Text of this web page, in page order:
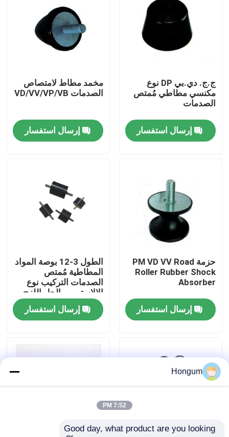
المنزل
جولة في المصنع
مراقبة الجودة
أخبار
اطلب اقتباس
الأختام المطاطية الغشائية
صمام غشاء مطاطي
ج.ج. دي.بي DP نوع
مكنسي مطاطي مُمتص
الصدمات
إرسال استفسار
مخمد مطاط لامتصاص
الصدمات VD/VV/VP/VB
إرسال استفسار
حزمة PM VD VV Road
Roller Rubber Shock
Absorber
إرسال استفسار
الطول 3-12 بوصة المواد
المطاطية مُمتص
الصدمات التركيب نوع
الإلاستومر والحل اللزج
لمدى درجة الحرارة من
-40 درجة مئوية إلى 100
درجة مئوية
إرسال استفسار
Hongum
7:52 PM
Good day, what product are you looking